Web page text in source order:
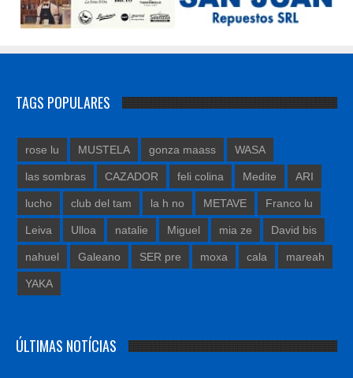
TAGS POPULARES
rose lu MUSTELA gonza maass WASA
las sombras CAZADOR feli colina Medite ARI
lucho club del tam la h no METAVE Franco lu
Leiva Ulloa natalie Miguel mia ze David bis
nahuel Galeano SER pre moxa cala mareah
YAKA
ÚLTIMAS NOTÍCIAS